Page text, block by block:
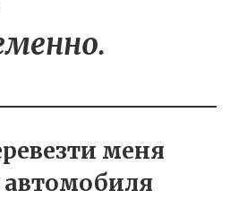
меня
автомобиля